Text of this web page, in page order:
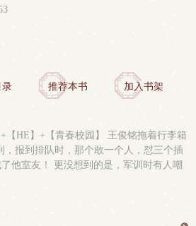
录 推荐本书 加入书架
+【HE】+【青春校园】 王俊铭拖着行李箱
，报到排队时，那个敢一个人，怼三个插
他室友！ 更没想到的是，军训时有人嘲